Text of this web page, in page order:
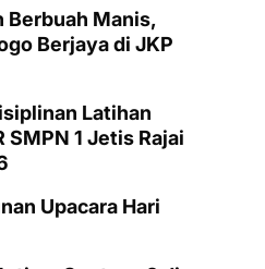
Berbuah Manis,
Berjaya di JKP
Latihan
SMPN 1 Jetis Rajai
Upacara Hari